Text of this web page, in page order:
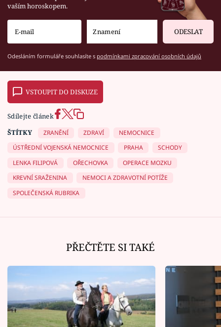
vaším horoskopem.
ODESLAT
Odesláním formuláře souhlasíte s podmínkami zpracování osobních údajů
VSTOUPIT DO DISKUZE
Sdílejte článek
ŠTÍTKY
ZRANĚNÍ ZDRAVÍ
NEMOCNICE
ÚSTŘEDNÍ VOJENSKÁ NEMOCNICE
PRAHA
SCHODY
LENKA FILIPOVÁ
OŘECHOVKA
OPERACE MOZKU
KREVNÍ SRAŽENINA
NEMOCI A ZDRAVOTNÍ POTÍŽE
SPOLEČENSKÁ RUBRIKA
PŘEČTĚTE SI TAKÉ